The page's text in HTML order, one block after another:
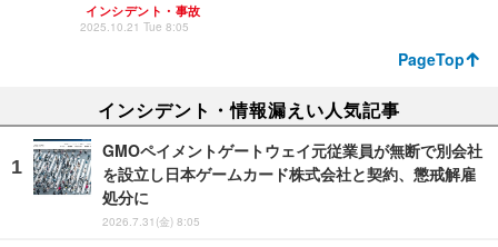
インシデント・事故
2025.10.21 Tue 8:05
PageTop
インシデント・情報漏えい人気記事
GMOペイメントゲートウェイ元従業員が無断で別会社
を設立し日本ゲームカード株式会社と契約、懲戒解雇
処分に
2026.7.31(金) 8:05